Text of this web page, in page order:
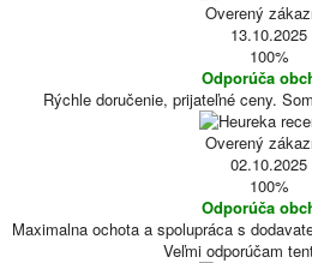
Overený
13.10.2025
100%
Odporúča
Rýchle doručenie, prijateľné ceny.
Overený
02.10.2025
100%
Odporúča
Maximalna ochota a spolupráca s
Veľmi odporúčam